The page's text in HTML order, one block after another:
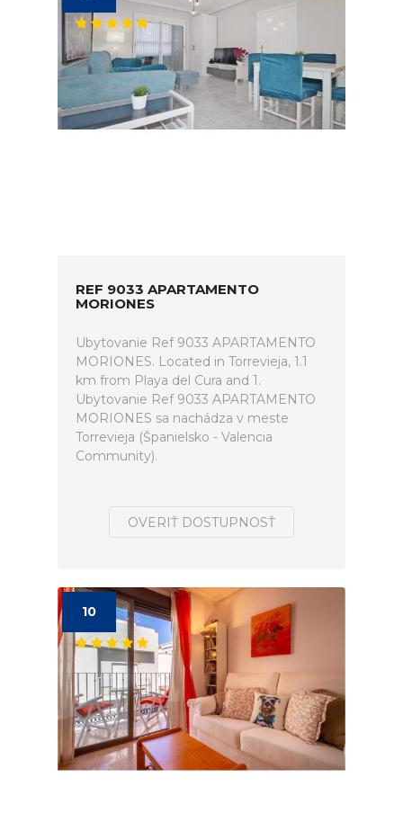
REF 9033 APARTAMENTO
MORIONES
Ubytovanie Ref 9033 APARTAMENTO
MORIONES. Located in Torrevieja, 1.1
km from Playa del Cura and 1.
Ubytovanie Ref 9033 APARTAMENTO
MORIONES sa nachádza v meste
Torrevieja (Španielsko - Valencia
Community).
OVERIŤ DOSTUPNOSŤ
10